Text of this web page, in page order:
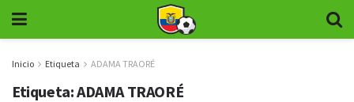
Inicio Etiqueta ADAMA TRAORÉ
Etiqueta:ADAMA TRAORÉ